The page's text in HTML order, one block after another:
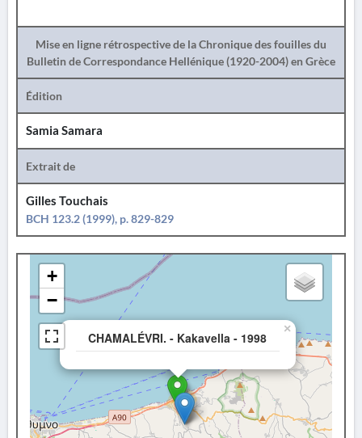
Mise en ligne rétrospective de la Chronique des fouilles du
Bulletin de Correspondance Hellénique (1920-2004) en Grèce
Édition
Samia Samara
Extrait de
Gilles Touchais
BCH 123.2 (1999), p. 829-829
CHAMALÉVRI. - Kakavella - 1998
×
+
−